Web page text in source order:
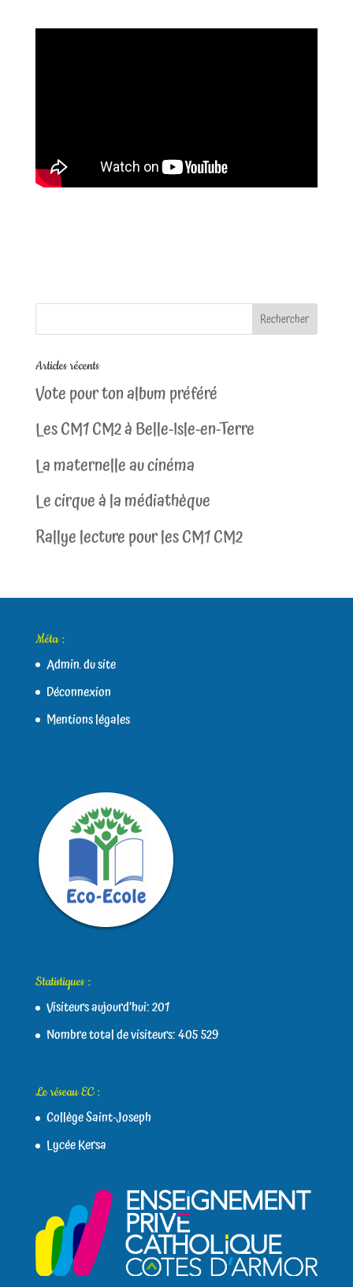
Articles récents
Vote pour ton album préféré
Les CM1 CM2 à Belle-Isle-en-Terre
La maternelle au cinéma
Le cirque à la médiathèque
Rallye lecture pour les CM1 CM2
Méta :
Admin. du site
Déconnexion
Mentions légales
Statistiques :
Visiteurs aujourd’hui:201
Nombre total de visiteurs:405 529
Le réseau EC :
Collège Saint-Joseph
Lycée Kersa